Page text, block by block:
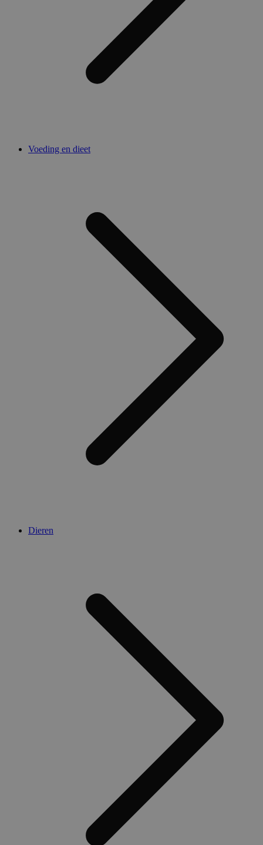
Voeding en dieet
Dieren